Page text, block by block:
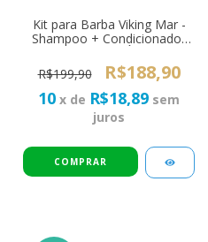
Kit para Barba Viking Mar -
Shampoo + Condicionador
R$199,90
R$188,90
10 x de R$18,89 sem
juros